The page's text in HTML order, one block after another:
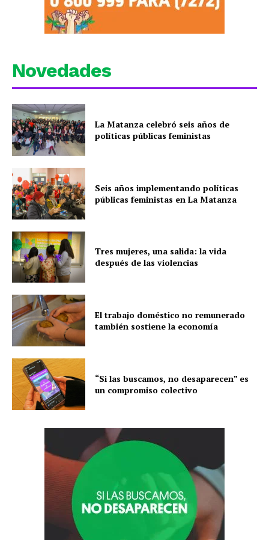
Novedades
La Matanza celebró seis años de
políticas públicas feministas
Seis años implementando políticas
públicas feministas en La Matanza
Tres mujeres, una salida: la vida
después de las violencias
El trabajo doméstico no remunerado
también sostiene la economía
“Si las buscamos, no desaparecen” es
un compromiso colectivo